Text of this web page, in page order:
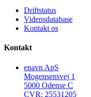
Driftstatus
Vidensdatabase
Kontakt os
Kontakt
enavn ApS
Mogensensvej 1
5000 Odense C
CVR: 25531205